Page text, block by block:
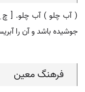
( آب چلو ) آب چلو. [ چ
جوشیده باشد و آن را
فرهنگ معین